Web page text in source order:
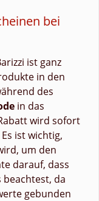
bei
ist ganz
in den
des
in das
wird sofort
ist wichtig,
um den
darauf, dass
beachtest, da
gebunden